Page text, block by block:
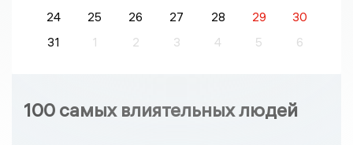
24
25 26 27 28 29
30
31
1 2 3 4 5 6
100 самых влиятельных людей